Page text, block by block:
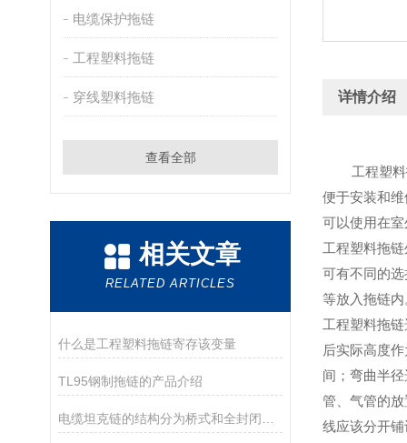
电缆保护拖链
工程塑料拖链
穿线塑料拖链
查看全部
相关文章
RELATED ARTICLES
什么是工程塑料拖链寄存该变量
TL95钢制拖链的产品介绍
详情介绍
工程塑
便于安装和
可以使用在
工程塑料拖
可有不同的
等放入拖链内
工程塑料拖
后实际高度
间；弯曲半
管、气管的
线应该分开